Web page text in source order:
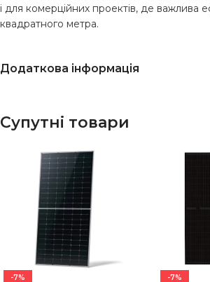
і для комерційних проектів, де важлива
квадратного метра.
Додаткова інформація
Супутні товари
-7% -7%